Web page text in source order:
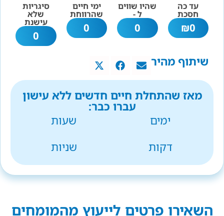
עד כה
חסכת
0
₪
שהיו שווים
ל -
0
ימי חיים
שהרווחת
0
סיגריות
שלא
עישנת
0
שיתוף מהיר
מאז שהתחלת חיים חדשים ללא עישון
עברו כבר:
ימים
שעות
דקות
שניות
השאירו פרטים לייעוץ מהמומחים